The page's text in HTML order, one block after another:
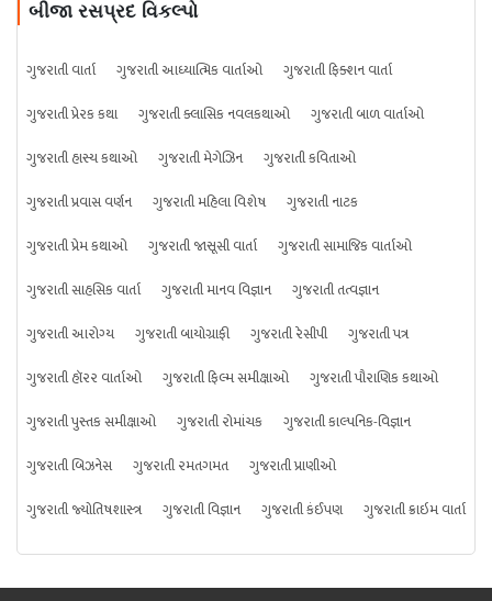
બીજા રસપ્રદ વિકલ્પો
ગુજરાતી વાર્તા ગુજરાતી આધ્યાત્મિક વાર્તાઓ
ગુજરાતી ફિક્શન વાર્તા
ગુજરાતી પ્રેરક કથા
ગુજરાતી ક્લાસિક નવલકથાઓ
ગુજરાતી બાળ વાર્તાઓ
ગુજરાતી હાસ્ય કથાઓ
ગુજરાતી મેગેઝિન
ગુજરાતી કવિતાઓ
ગુજરાતી પ્રવાસ વર્ણન
ગુજરાતી મહિલા વિશેષ
ગુજરાતી નાટક
ગુજરાતી પ્રેમ કથાઓ
ગુજરાતી જાસૂસી વાર્તા
ગુજરાતી સામાજિક વાર્તાઓ
ગુજરાતી સાહસિક વાર્તા
ગુજરાતી માનવ વિજ્ઞાન
ગુજરાતી તત્વજ્ઞાન
ગુજરાતી આરોગ્ય
ગુજરાતી બાયોગ્રાફી ગુજરાતી રેસીપી
ગુજરાતી પત્ર
ગુજરાતી હૉરર વાર્તાઓ
ગુજરાતી ફિલ્મ સમીક્ષાઓ
ગુજરાતી પૌરાણિક કથાઓ
ગુજરાતી પુસ્તક સમીક્ષાઓ
ગુજરાતી રોમાંચક
ગુજરાતી કાલ્પનિક-વિજ્ઞાન
ગુજરાતી બિઝનેસ
ગુજરાતી રમતગમત
ગુજરાતી પ્રાણીઓ
ગુજરાતી જ્યોતિષશાસ્ત્ર
ગુજરાતી વિજ્ઞાન ગુજરાતી કંઈપણ ગુજરાતી ક્રાઇમ વાર્તા